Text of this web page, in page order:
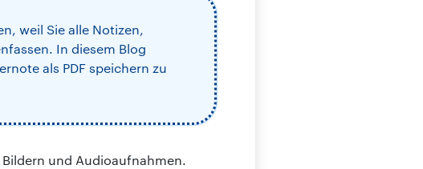
weil Sie alle Notizen,
In diesem Blog
als PDF speichern zu
und Audioaufnahmen.